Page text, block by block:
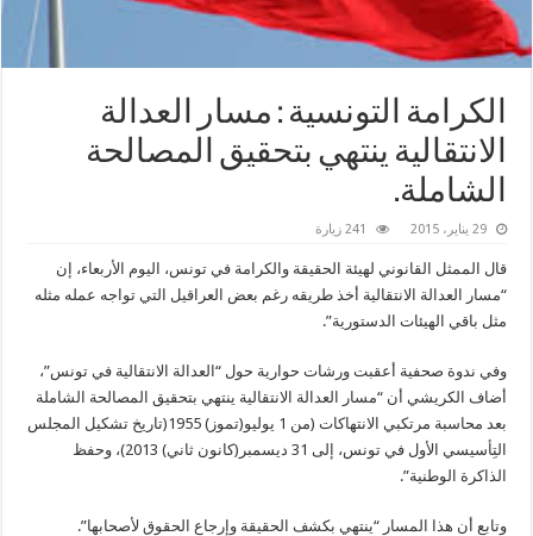
الكرامة ‬التونسية : مسار العدالة
الانتقالية ينتهي بتحقيق المصالحة
الشاملة.
29 يناير، 2015 241 زيارة
قال الممثل القانوني لهيئة الحقيقة والكرامة في تونس، اليوم الأربعاء، إن
“مسار العدالة الانتقالية أخذ طريقه رغم بعض العراقيل التي تواجه عمله مثله
مثل باقي الهيئات الدستورية”.
وفي ندوة صحفية أعقبت ورشات حوارية حول “العدالة الانتقالية في تونس”،
أضاف الكريشي أن “مسار العدالة الانتقالية ينتهي بتحقيق المصالحة الشاملة
بعد محاسبة مرتكبي الانتهاكات (من 1 يوليو(تموز) 1955(تاريخ تشكيل المجلس
التِأسيسي الأول في تونس، إلى 31 ديسمبر(كانون ثاني) 2013)، وحفظ
الذاكرة الوطنية”.
وتابع أن هذا المسار “ينتهي بكشف الحقيقة وإرجاع الحقوق لأصحابها”.